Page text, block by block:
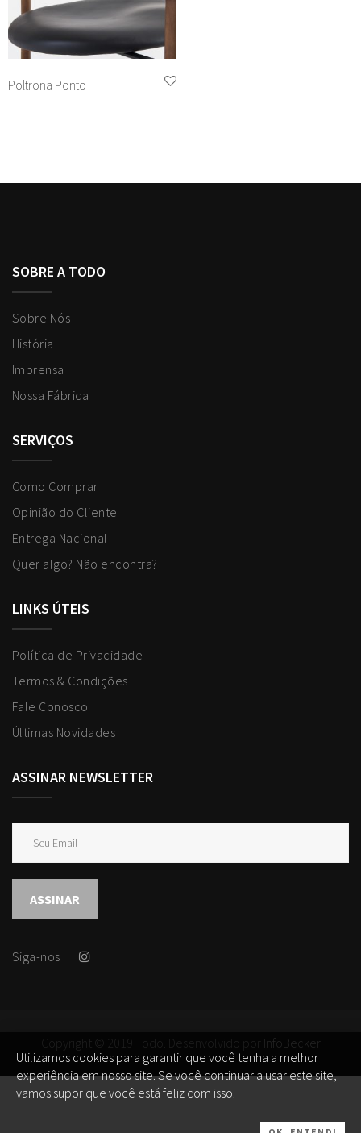
Poltrona Ponto
SOBRE A TODO
Sobre Nós
História
Imprensa
Nossa Fábrica
SERVIÇOS
Como Comprar
Opinião do Cliente
Entrega Nacional
Quer algo? Não encontra?
LINKS ÚTEIS
Política de Privacidade
Termos & Condições
Fale Conosco
Últimas Novidades
ASSINAR NEWSLETTER
ASSINAR
Siga-nos
Copyright © 2019 Todo. Desenvolvido por InfoBecker
Utilizamos cookies para garantir que você tenha a melhor
experiência em nosso site. Se você continuar a usar este site,
vamos supor que você está feliz com isso.